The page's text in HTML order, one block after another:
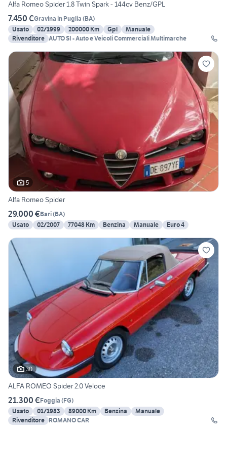
Alfa Romeo Spider 1.8 Twin Spark - 144cv Benz/GPL
7.450 €Gravina in Puglia (BA)
Usato
02/1999 200000 Km Gpl
Manuale
Rivenditore AUTO SI - Auto e Veicoli Commerciali Multimarche
5
Alfa Romeo Spider
29.000 €Bari(BA)
Usato
02/2007 77048 Km Benzina Manuale Euro 4
30
ALFA ROMEO Spider 2.0 Veloce
21.300 €Foggia (FG)
Usato
01/1983 89000 Km Benzina
Manuale
Rivenditore ROMANO CAR